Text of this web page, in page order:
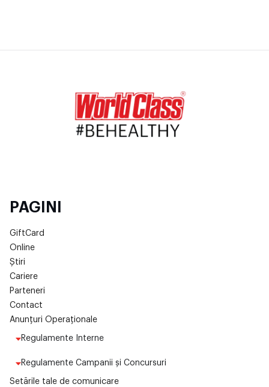
PAGINI
GiftCard
Online
Știri
Cariere
Parteneri
Contact
Anunțuri Operaționale
Regulamente Interne
Regulamente Campanii și Concursuri
Setările tale de comunicare